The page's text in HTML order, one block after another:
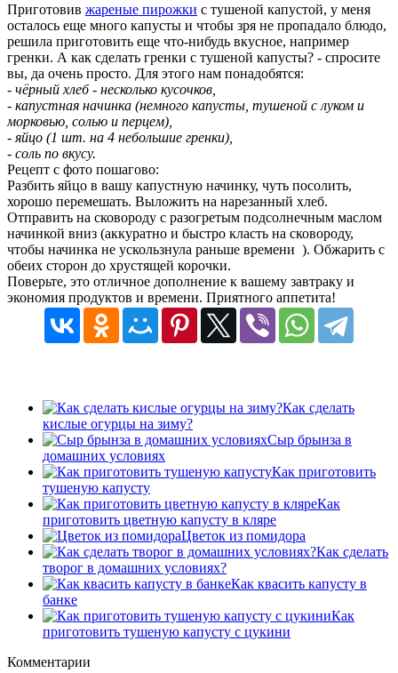
Приготовив жареные пирожки с тушеной капустой, у меня
осталось еще много капусты и чтобы зря не пропадало блюдо,
решила приготовить еще что-нибудь вкусное, например
гренки. А как сделать гренки с тушеной капусты? - спросите
вы, да очень просто. Для этого нам понадобятся:
- чёрный хлеб - несколько кусочков,
- капустная начинка (немного капусты, тушеной с луком и
морковью, солью и перцем),
- яйцо (1 шт. на 4 небольшие гренки),
- соль по вкусу.
Рецепт с фото пошагово:
Разбить яйцо в вашу капустную начинку, чуть посолить,
хорошо перемешать. Выложить на нарезанный хлеб.
Отправить на сковороду с разогретым подсолнечным маслом
начинкой вниз (аккуратно и быстро класть на сковороду,
чтобы начинка не ускользнула раньше времени ). Обжарить с
обеих сторон до хрустящей корочки.
Поверьте, это отличное дополнение к вашему завтраку и
экономия продуктов и времени. Приятного аппетита!
Как сделать
кислые огурцы на зиму?
Сыр брынза в
домашних условиях
Как приготовить
тушеную капусту
Как
приготовить цветную капусту в кляре
Цветок из помидора
Как сделать
творог в домашних условиях?
Как квасить капусту в
банке
Как
приготовить тушеную капусту с цукини
Комментарии